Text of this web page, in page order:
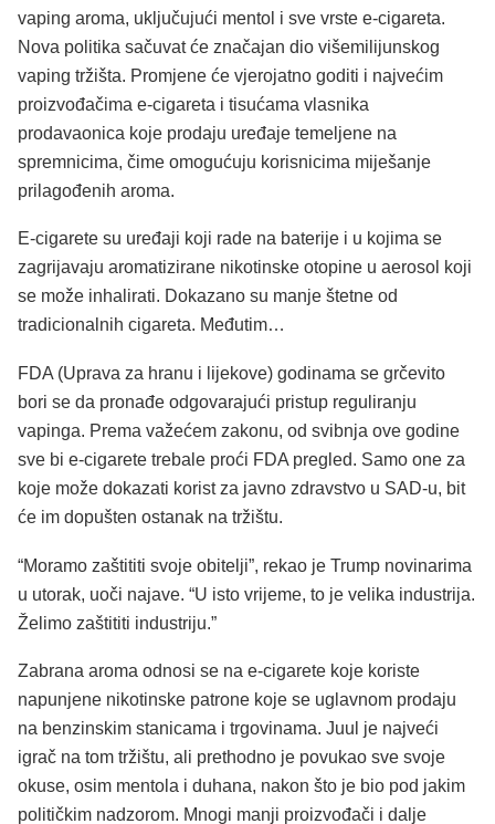
vaping aroma, uključujući mentol i sve vrste e-cigareta.
Nova politika sačuvat će značajan dio višemilijunskog
vaping tržišta. Promjene će vjerojatno goditi i najvećim
proizvođačima e-cigareta i tisućama vlasnika
prodavaonica koje prodaju uređaje temeljene na
spremnicima, čime omogućuju korisnicima miješanje
prilagođenih aroma.
E-cigarete su uređaji koji rade na baterije i u kojima se
zagrijavaju aromatizirane nikotinske otopine u aerosol koji
se može inhalirati. Dokazano su manje štetne od
tradicionalnih cigareta. Međutim…
FDA (Uprava za hranu i lijekove) godinama se grčevito
bori se da pronađe odgovarajući pristup reguliranju
vapinga. Prema važećem zakonu, od svibnja ove godine
sve bi e-cigarete trebale proći FDA pregled. Samo one za
koje može dokazati korist za javno zdravstvo u SAD-u, bit
će im dopušten ostanak na tržištu.
“Moramo zaštititi svoje obitelji”, rekao je Trump novinarima
u utorak, uoči najave. “U isto vrijeme, to je velika industrija.
Želimo zaštititi industriju.”
Zabrana aroma odnosi se na e-cigarete koje koriste
napunjene nikotinske patrone koje se uglavnom prodaju
na benzinskim stanicama i trgovinama. Juul je najveći
igrač na tom tržištu, ali prethodno je povukao sve svoje
okuse, osim mentola i duhana, nakon što je bio pod jakim
političkim nadzorom. Mnogi manji proizvođači i dalje